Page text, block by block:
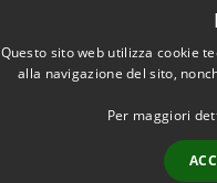
Pec:comunemelzo@pec.it
Area
Questo sito web utilizza cookie
alla navigazione del sito,
Per maggiori